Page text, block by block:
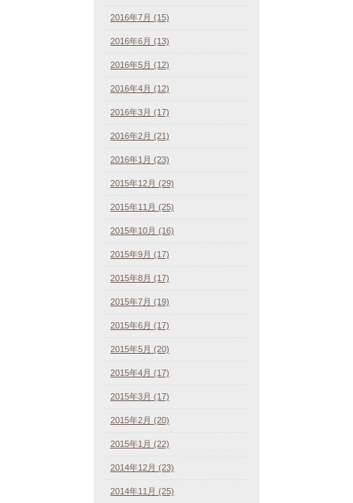
2016年7月 (15)
2016年6月 (13)
2016年5月 (12)
2016年4月 (12)
2016年3月 (17)
2016年2月 (21)
2016年1月 (23)
2015年12月 (29)
2015年11月 (25)
2015年10月 (16)
2015年9月 (17)
2015年8月 (17)
2015年7月 (19)
2015年6月 (17)
2015年5月 (20)
2015年4月 (17)
2015年3月 (17)
2015年2月 (20)
2015年1月 (22)
2014年12月 (23)
2014年11月 (25)